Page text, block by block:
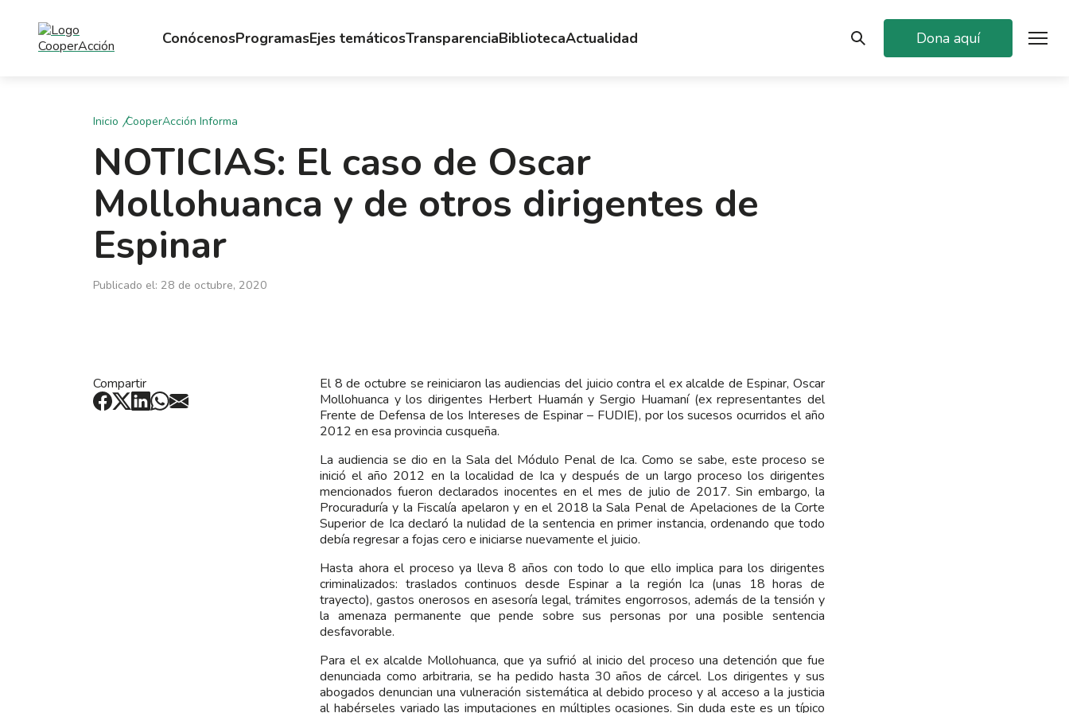
ConócenosProgramasEjes temáticosTransparenciaBibliotecaActualidad Dona aquí
Inicio CooperAcción Informa
NOTICIAS: El caso de Oscar
Mollohuanca y de otros dirigentes de
Espinar
Publicado el: 28 de octubre, 2020
Compartir
El 8 de octubre se reiniciaron las audiencias del juicio contra el ex alcalde de Espinar, Oscar
Mollohuanca y los dirigentes Herbert Huamán y Sergio Huamaní (ex representantes del
Frente de Defensa de los Intereses de Espinar – FUDIE), por los sucesos ocurridos el año
2012 en esa provincia cusqueña.
La audiencia se dio en la Sala del Módulo Penal de Ica. Como se sabe, este proceso se
inició el año 2012 en la localidad de Ica y después de un largo proceso los dirigentes
mencionados fueron declarados inocentes en el mes de julio de 2017. Sin embargo, la
Procuraduría y la Fiscalía apelaron y en el 2018 la Sala Penal de Apelaciones de la Corte
Superior de Ica declaró la nulidad de la sentencia en primer instancia, ordenando que todo
debía regresar a fojas cero e iniciarse nuevamente el juicio.
Hasta ahora el proceso ya lleva 8 años con todo lo que ello implica para los dirigentes
criminalizados: traslados continuos desde Espinar a la región Ica (unas 18 horas de
trayecto), gastos onerosos en asesoría legal, trámites engorrosos, además de la tensión y
la amenaza permanente que pende sobre sus personas por una posible sentencia
desfavorable.
Para el ex alcalde Mollohuanca, que ya sufrió al inicio del proceso una detención que fue
denunciada como arbitraria, se ha pedido hasta 30 años de cárcel. Los dirigentes y sus
abogados denuncian una vulneración sistemática al debido proceso y al acceso a la justicia
al habérseles variado las imputaciones en múltiples ocasiones. Sin duda este es un típico